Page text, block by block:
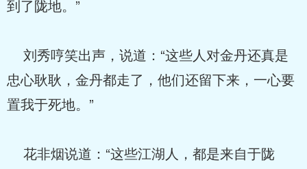
到了陇地。”
刘秀哼笑出声，说道：“这些人对金丹还真是
忠心耿耿，金丹都走了，他们还留下来，一心要
置我于死地。”
花非烟说道：“这些江湖人，都是来自于陇